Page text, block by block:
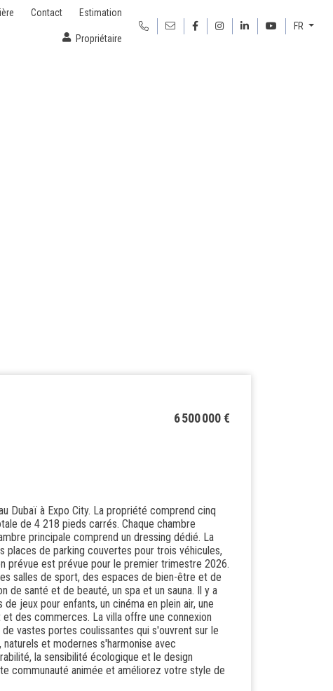
FR
Contact Estimation
Propriétaire
6 500 000 €
Dubaï à Expo City. La propriété comprend cinq
de 4 218 pieds carrés. Chaque chambre
principale comprend un dressing dédié. La
places de parking couvertes pour trois véhicules,
prévue est prévue pour le premier trimestre 2026.
salles de sport, des espaces de bien-être et de
de santé et de beauté, un spa et un sauna. Il y a
jeux pour enfants, un cinéma en plein air, une
des commerces. La villa offre une connexion
vastes portes coulissantes qui s'ouvrent sur le
et modernes s'harmonise avec
la sensibilité écologique et le design
communauté animée et améliorez votre style de